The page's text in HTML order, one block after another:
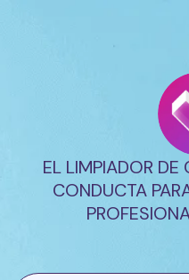
EL LIMPIADOR
CONDUCTA